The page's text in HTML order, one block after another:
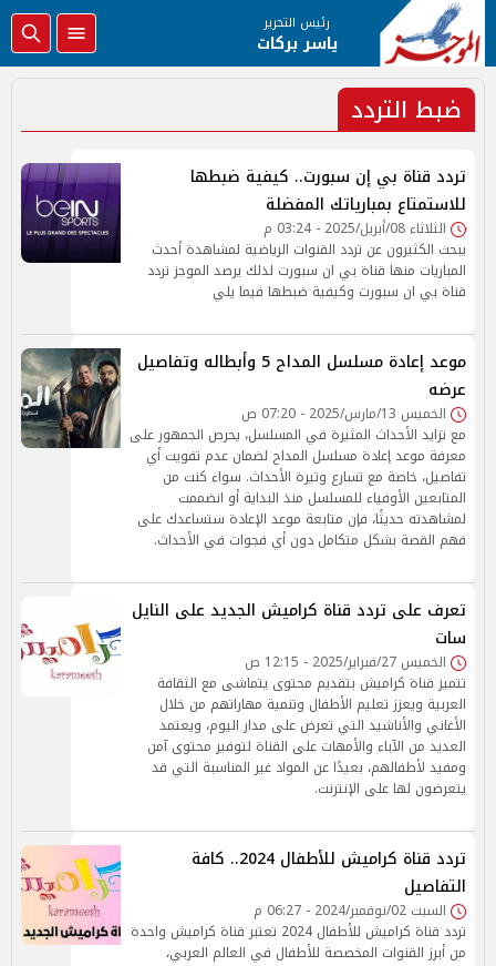
رئيس التحرير
ياسر بركات
ضبط التردد
تردد قناة بي إن سبورت.. كيفية ضبطها
للاستمتاع بمبارياتك المفضلة
الثلاثاء 08/أبريل/2025 - 03:24 م
يبحث الكثيرون عن تردد القنوات الرياضية لمشاهدة أحدث
المباريات منها قناة بي ان سبورت لذلك يرصد الموجز تردد
قناة بي ان سبورت وكيفية ضبطها فيما يلي
موعد إعادة مسلسل المداح 5 وأبطاله وتفاصيل
عرضه
الخميس 13/مارس/2025 - 07:20 ص
مع تزايد الأحداث المثيرة في المسلسل، يحرص الجمهور على
معرفة موعد إعادة مسلسل المداح لضمان عدم تفويت أي
تفاصيل، خاصة مع تسارع وتيرة الأحداث. سواء كنت من
المتابعين الأوفياء للمسلسل منذ البداية أو انضممت
لمشاهدته حديثًا، فإن متابعة موعد الإعادة ستساعدك على
فهم القصة بشكل متكامل دون أي فجوات في الأحداث.
تعرف على تردد قناة كراميش الجديد على النايل
سات
الخميس 27/فبراير/2025 - 12:15 ص
تتميز قناة كراميش بتقديم محتوى يتماشى مع الثقافة
العربية ويعزز تعليم الأطفال وتنمية مهاراتهم من خلال
الأغاني والأناشيد التي تعرض على مدار اليوم، ويعتمد
العديد من الآباء والأمهات على القناة لتوفير محتوى آمن
ومفيد لأطفالهم، بعيدًا عن المواد غير المناسبة التي قد
يتعرضون لها على الإنترنت.
تردد قناة كراميش للأطفال 2024.. كافة
التفاصيل
السبت 02/نوفمبر/2024 - 06:27 م
تردد قناة كراميش للأطفال 2024 تعتبر قناة كراميش واحدة
من أبرز القنوات المخصصة للأطفال في العالم العربي،